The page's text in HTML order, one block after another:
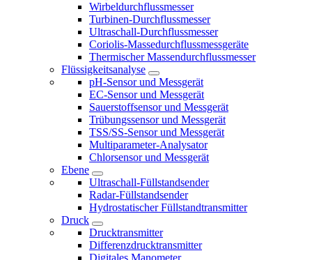
Wirbeldurchflussmesser
Turbinen-Durchflussmesser
Ultraschall-Durchflussmesser
Coriolis-Massedurchflussmessgeräte
Thermischer Massendurchflussmesser
Flüssigkeitsanalyse
pH-Sensor und Messgerät
EC-Sensor und Messgerät
Sauerstoffsensor und Messgerät
Trübungssensor und Messgerät
TSS/SS-Sensor und Messgerät
Multiparameter-Analysator
Chlorsensor und Messgerät
Ebene
Ultraschall-Füllstandsender
Radar-Füllstandsender
Hydrostatischer Füllstandtransmitter
Druck
Drucktransmitter
Differenzdrucktransmitter